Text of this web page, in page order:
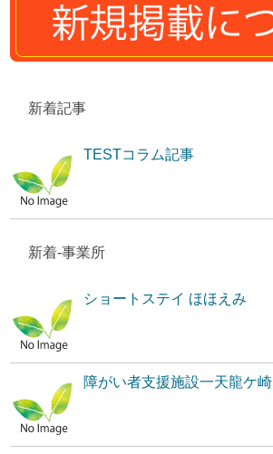
新着記事
TESTコラム記事
新着-事業所
ショートステイ ほほえみ
障がい者支援施設一天龍ケ崎